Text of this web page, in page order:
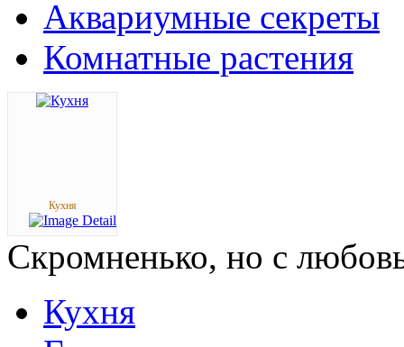
Аквариумные секреты
Комнатные растения
Кухня
Скромненько, но с
Кухня